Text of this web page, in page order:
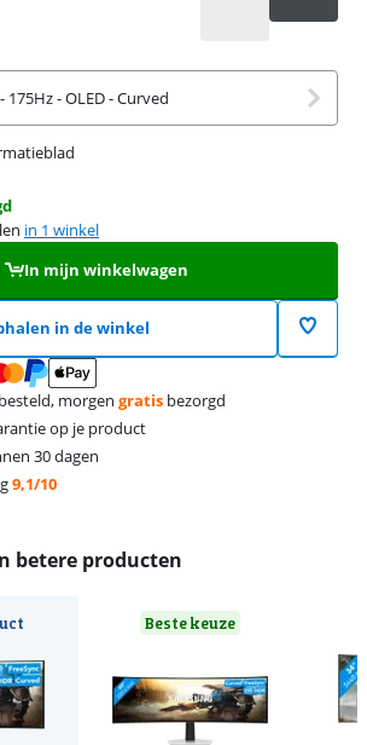
- OLED - Curved
in 1 winkel
In mijn winkelwagen
in de winkel
besteld, morgen gratis bezorgd
op je product
30 dagen
9,1/10
betere producten
Beste keuze